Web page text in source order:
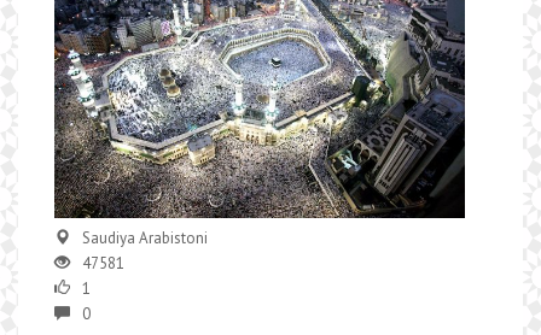
Saudiya Arabistoni
47581
1
0